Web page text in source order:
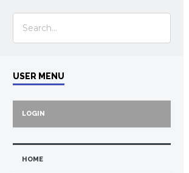
USER MENU
LOGIN
HOME